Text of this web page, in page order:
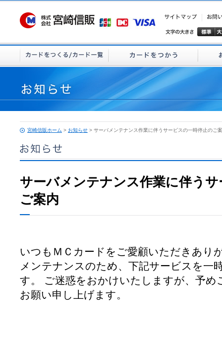
宮崎信販ホーム > お知らせ > サーバメンテナンス作業に伴うサービスの一時停止のご
サーバメンテナンス作業に伴う
ご案内
いつもＭＣカードをご愛顧いただきあり
メンテナンスのため、下記サービスを一
す。
ご迷惑をおかけいたしますが、予
お願い申し上げます。